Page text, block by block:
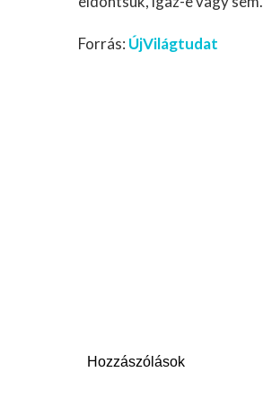
Forrás: ÚjVilágtudat
Hozzászólások